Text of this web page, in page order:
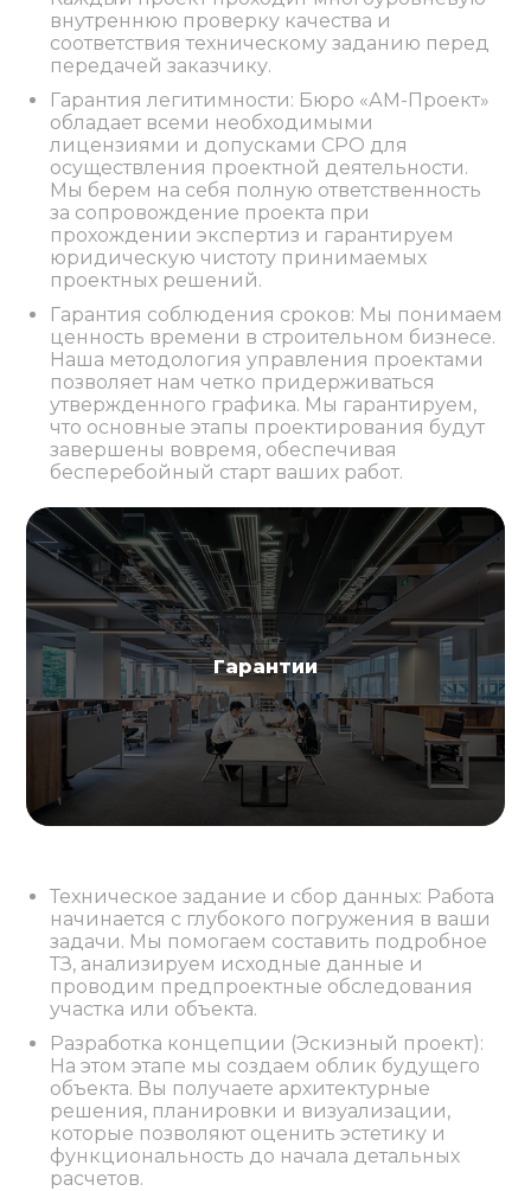
внутреннюю проверку качества и
соответствия техническому заданию перед
передачей заказчику.
Гарантия легитимности: Бюро «АМ-Проект»
обладает всеми необходимыми
лицензиями и допусками СРО для
осуществления проектной деятельности.
Мы берем на себя полную ответственность
за сопровождение проекта при
прохождении экспертиз и гарантируем
юридическую чистоту принимаемых
проектных решений.
Гарантия соблюдения сроков: Мы понимаем
ценность времени в строительном бизнесе.
Наша методология управления проектами
позволяет нам четко придерживаться
утвержденного графика. Мы гарантируем,
что основные этапы проектирования будут
завершены вовремя, обеспечивая
бесперебойный старт ваших работ.
Гарантии
Техническое задание и сбор данных: Работа
начинается с глубокого погружения в ваши
задачи. Мы помогаем составить подробное
ТЗ, анализируем исходные данные и
проводим предпроектные обследования
участка или объекта.
Разработка концепции (Эскизный проект):
На этом этапе мы создаем облик будущего
объекта. Вы получаете архитектурные
решения, планировки и визуализации,
которые позволяют оценить эстетику и
функциональность до начала детальных
расчетов.